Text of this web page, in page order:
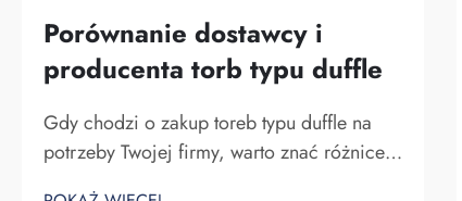
Porównanie dostawcy i
producenta torb typu duffle
Gdy chodzi o zakup toreb typu duffle na
potrzeby Twojej firmy, warto znać różnice